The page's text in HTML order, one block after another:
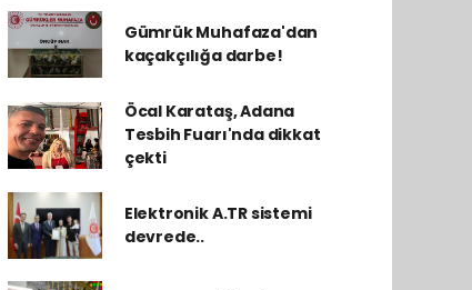
Gümrük Muhafaza'dan
kaçakçılığa darbe!
Öcal Karataş, Adana
Tesbih Fuarı'nda dikkat
çekti
Elektronik A.TR sistemi
devrede..